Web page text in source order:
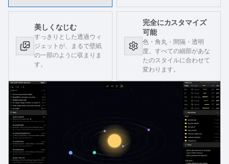
美しくなじむ
すっきりとした透過ウィ
ジェットが、まるで壁紙
の一部のように収まりま
す。
完全にカスタマイズ
可能
色・角丸・間隔・透明
度。すべての細部があな
たのスタイルに合わせて
変わります。